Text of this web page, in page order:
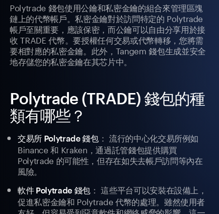
Polytrade 錢包使用公鑰和私密金鑰的組合來管理區塊
鏈上的代幣帳戶。私密金鑰對於訪問特定的 Polytrade
帳戶至關重要，應該保密，而公鑰可以自由分享用於接
收 TRADE 代幣。要授權任何交易或代幣轉移，您將需
要相對應的私密金鑰。此外，Tangem 錢包生成並安全
地存儲您的私密金鑰在其芯片中。
Polytrade (TRADE) 錢包的種
類有哪些？
交易所 Polytrade 錢包： 流行的中心化交易所例如
Binance 和 Kraken，通過託管錢包提供購買
Polytrade 的可能性，但存在如失去帳戶訪問等內在
風險。
軟件 Polytrade 錢包： 這些平台可以安裝在設備上，
促進私密金鑰和 Polytrade 代幣的處理。雖然使用者